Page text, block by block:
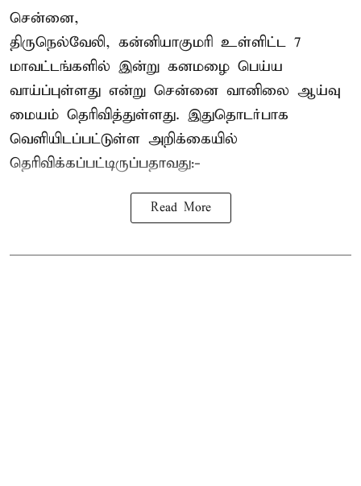
சென்னை,
திருநெல்வேலி, கன்னியாகுமரி உள்ளிட்ட 7
மாவட்டங்களில் இன்று கனமழை பெய்ய
வாய்ப்புள்ளது என்று சென்னை வானிலை ஆய்வு
மையம் தெரிவித்துள்ளது. இதுதொடர்பாக
வெளியிடப்பட்டுள்ள அறிக்கையில்
தெரிவிக்கப்பட்டிருப்பதாவது:-
Read More